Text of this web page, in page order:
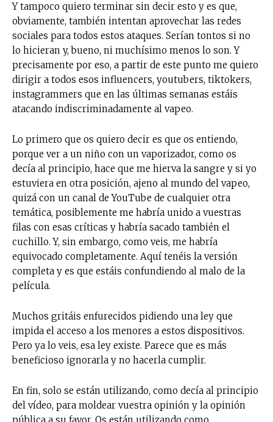
SUBSCRIBIRSE
Y tampoco quiero terminar sin decir esto y es que,
obviamente, también intentan aprovechar las redes
sociales para todos estos ataques. Serían tontos si no
lo hicieran y, bueno, ni muchísimo menos lo son. Y
precisamente por eso, a partir de este punto me quiero
dirigir a todos esos influencers, youtubers, tiktokers,
instagrammers que en las últimas semanas estáis
atacando indiscriminadamente al vapeo.
Lo primero que os quiero decir es que os entiendo,
porque ver a un niño con un vaporizador, como os
decía al principio, hace que me hierva la sangre y si yo
estuviera en otra posición, ajeno al mundo del vapeo,
quizá con un canal de YouTube de cualquier otra
temática, posiblemente me habría unido a vuestras
filas con esas críticas y habría sacado también el
cuchillo. Y, sin embargo, como veis, me habría
equivocado completamente. Aquí tenéis la versión
completa y es que estáis confundiendo al malo de la
película.
Muchos gritáis enfurecidos pidiendo una ley que
impida el acceso a los menores a estos dispositivos.
Pero ya lo veis, esa ley existe. Parece que es más
beneficioso ignorarla y no hacerla cumplir.
En fin, solo se están utilizando, como decía al principio
del vídeo, para moldear vuestra opinión y la opinión